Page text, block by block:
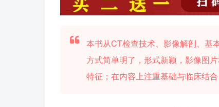
本书从CT检查技术、影像解剖、基
方式简单明了，形式新颖，影像图
特征；在内容上注重基础与临床结